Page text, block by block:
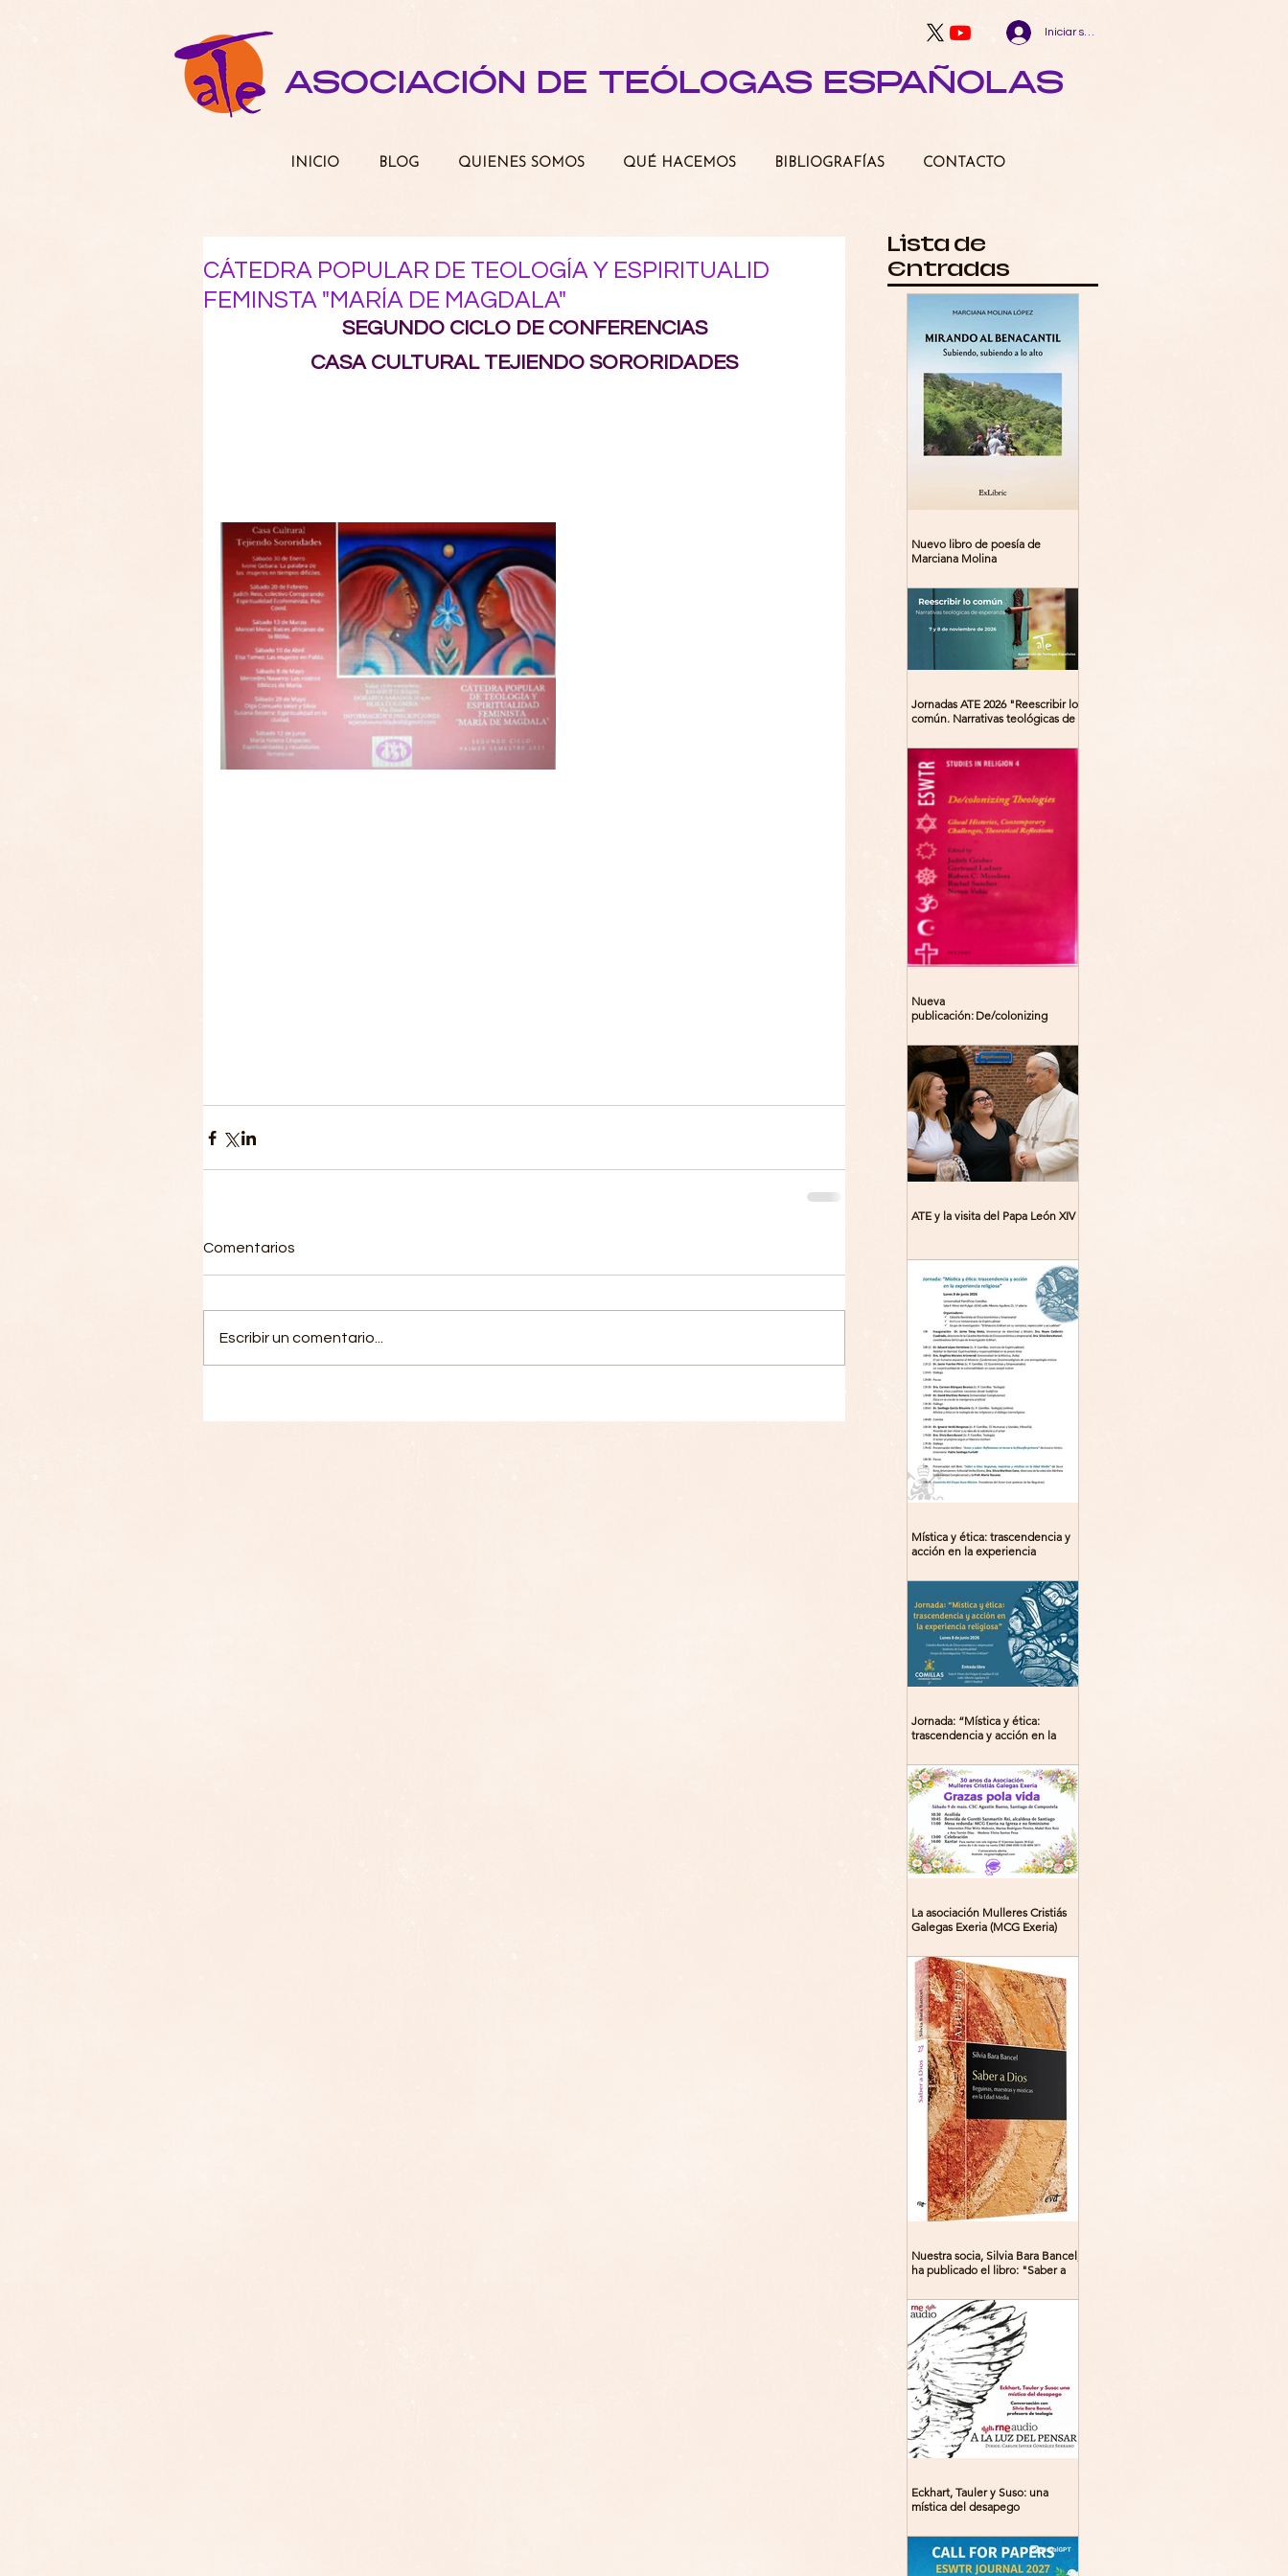
Iniciar sesión
ASOCIACIÓN DE TEÓLOGAS ESPAÑOLAS
CÁTEDRA POPULAR DE TEOLOGÍA Y ESPIRITUALID
FEMINSTA "MARÍA DE MAGDALA"
SEGUNDO CICLO DE CONFERENCIAS
CASA CULTURAL TEJIENDO SORORIDADES
Comentarios
Escribir un comentario...
Nuevo libro de poesía de
Marciana Molina
Jornadas ATE 2026 "Reescribir lo
común. Narrativas teológicas de
Madrid
Nueva
publicación: De/colonizing
Contemporary Challenges,
Theoretical Reflections
ATE y la visita del Papa León XIV
Mística y ética: trascendencia y
acción en la experiencia
del libro: 8 de junio (lunes),
Comillas (Madrid) 19horas
Jornada: “Mística y ética:
trascendencia y acción en la
La asociación Mulleres Cristiás
Galegas Exeria (MCG Exeria)
Nuestra socia, Silvia Bara Bancel,
ha publicado el libro: "Saber a
místicas en la Edad Media"
Eckhart, Tauler y Suso: una
mística del desapego
Lista de
Entradas
INICIO BLOG QUIENES SOMOS QUÉ HACEMOS BIBLIOGRAFÍAS CONTACTO